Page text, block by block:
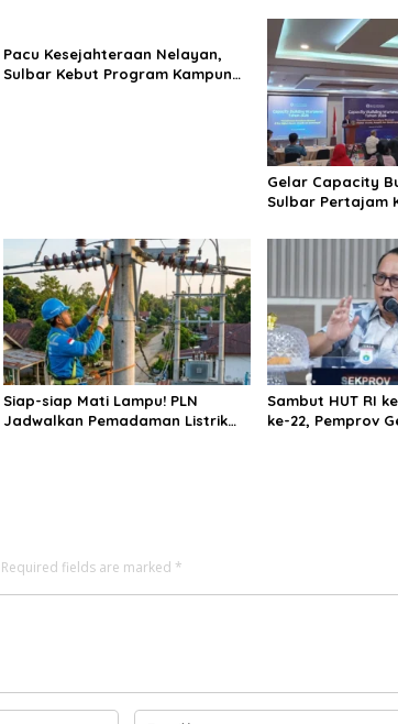
Pacu Kesejahteraan Nelayan,
Sulbar Kebut Program Kampung
Gelar Capacity
Sulbar Pertajam
Siap-siap Mati Lampu! PLN
Jadwalkan Pemadaman Listrik
Sambut HUT RI
ke-22, Pemprov
Required fields are marked *